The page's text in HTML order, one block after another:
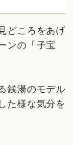
どころをあげ
ンの「子宝
銭湯のモデル
た様な気分を